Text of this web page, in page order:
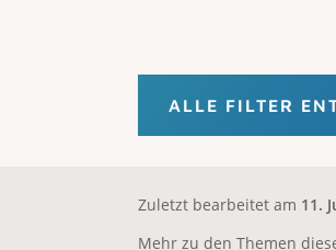
ALLE FILTER
Zuletzt bearbeitet am 11.
Mehr zu den Themen